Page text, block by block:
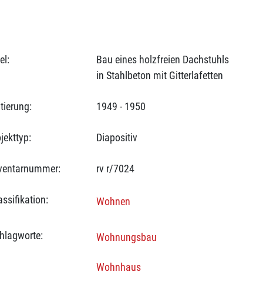
Bau eines holzfreien Dachstuhls
in Stahlbeton mit Gitterlafetten
1949 - 1950
Diapositiv
rv r/7024
Wohnen
Wohnungsbau
Wohnhaus